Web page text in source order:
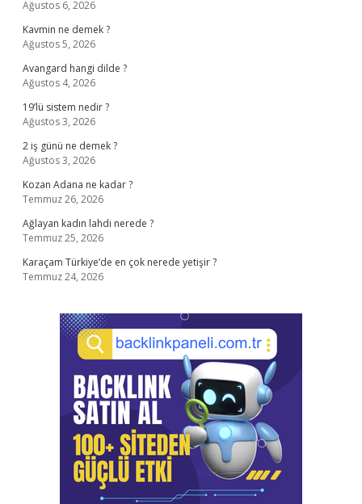
Ağustos 6, 2026
Kavmin ne demek ?
Ağustos 5, 2026
Avangard hangi dilde ?
Ağustos 4, 2026
19’lü sistem nedir ?
Ağustos 3, 2026
2 iş günü ne demek ?
Ağustos 3, 2026
Kozan Adana ne kadar ?
Temmuz 26, 2026
Ağlayan kadın lahdi nerede ?
Temmuz 25, 2026
Karaçam Türkiye’de en çok nerede yetişir ?
Temmuz 24, 2026